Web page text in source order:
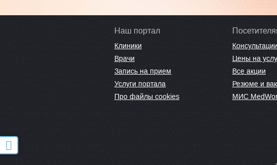
Наш портал
Клиники
Врачи
Запись на прием
Услуги портала
Про файлы cookies
Консультации
Цены на
Все акции
Резюме и
МИС